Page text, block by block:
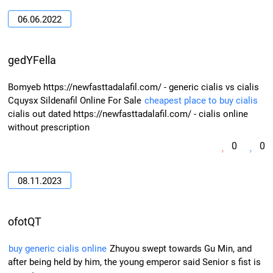
06.06.2022
gedYFella
Bomyeb https://newfasttadalafil.com/ - generic cialis vs cialis
Cquysx Sildenafil Online For Sale cheapest place to buy cialis
cialis out dated https://newfasttadalafil.com/ - cialis online
without prescription
0 0
08.11.2023
ofotQT
buy generic cialis online Zhuyou swept towards Gu Min, and
after being held by him, the young emperor said Senior s fist is